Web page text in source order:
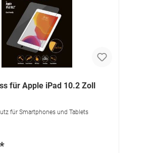
für Apple iPad 10.2 Zoll
für Smartphones und Tablets